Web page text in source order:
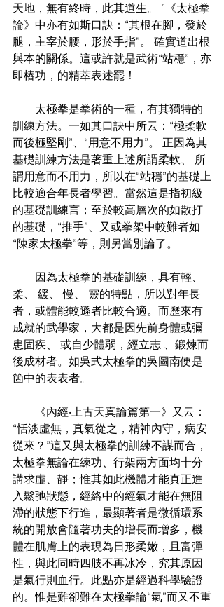
天地，無有終時，此其道生。 ”《太極拳
論》中亦有如斯口訣：“其根在腳，發於
腿，主宰於腰，形於手指”。 確實道出根
與本的關係。這或許就是武術“站穩”，亦
即樁功，的精萃表述罷！
太極拳是拳術的一種，有其獨特的
訓練方法。一如其口訣中所云：“極柔軟
而後極堅剛”、“用意不用力”。 正因為其
基礎訓練方法是著重上述所謂柔軟、 所
謂用意而不用力，所以在“站穩”的基礎上
比較適合年長者學習。當然這是指初級
的基礎訓練言；至於較高層次的如散打
的基礎，“推手”、又或拳架中較難者如
“陳家太極拳”等，則另當別論了。
因為太極拳的基礎訓練，具有輕、
柔、 緩、 慢、 靈的特點，所以對年長
者，或體能較遜者比較合適。而歷來有
成就的武學家，大都是因先前身體或彌
患固疾、 或自少體弱，經立志 、鍛煉而
後成材者。如吳式太極拳的吳圖南便是
箇中的表表者。
《內經‧上古天真論篇第一》又云：
“恬淡虛無，真氣從之，精神內守，病安
從來？”這又與太極拳的訓練不謀而合，
太極拳無論在練功、行架兩方面均十分
講求虛、靜；惟其如此機體才能真正進
入鬆弛狀態，經絡中的經氣才能在無阻
滯的狀態下行進，最顯著者是微循環系
統的開放會隨著功夫的增長而増多，機
體在肌膚上的表現為日形柔嫩，且富彈
性，與此同時四肢不再冰冷，究其原因
是氣行則血行。此點亦是經過科學驗證
的。惟是難卻難在太極拳論“氣”而又不重